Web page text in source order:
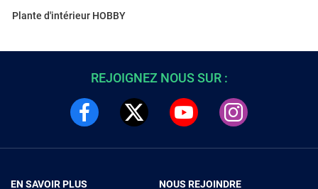
Plante d'intérieur HOBBY
REJOIGNEZ NOUS SUR :
EN SAVOIR PLUS NOUS REJOINDRE